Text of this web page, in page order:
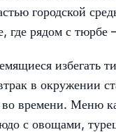
городской
где рядом с
избегать
в окружении
времени. Меню
с овощами,